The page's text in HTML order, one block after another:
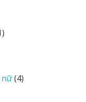
1
nữ 44